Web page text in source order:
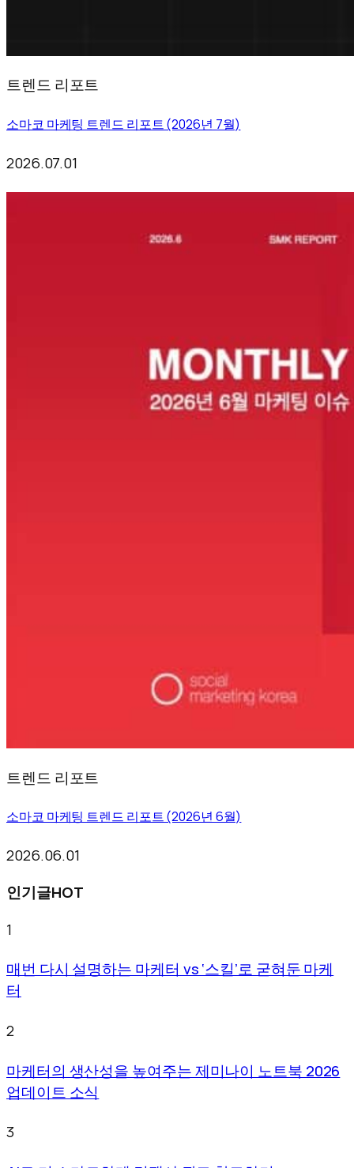
트렌드 리포트
소마코 마케팅 트렌드 리포트 (2026년 7월)
2026.07.01
트렌드 리포트
소마코 마케팅 트렌드 리포트 (2026년 6월)
2026.06.01
인기글HOT
1
매번 다시 설명하는 마케터 vs ‘스킬’로 굳혀둔 마케
터
2
마케터의 생산성을 높여주는 제미나이 노트북 2026
업데이트 소식
3